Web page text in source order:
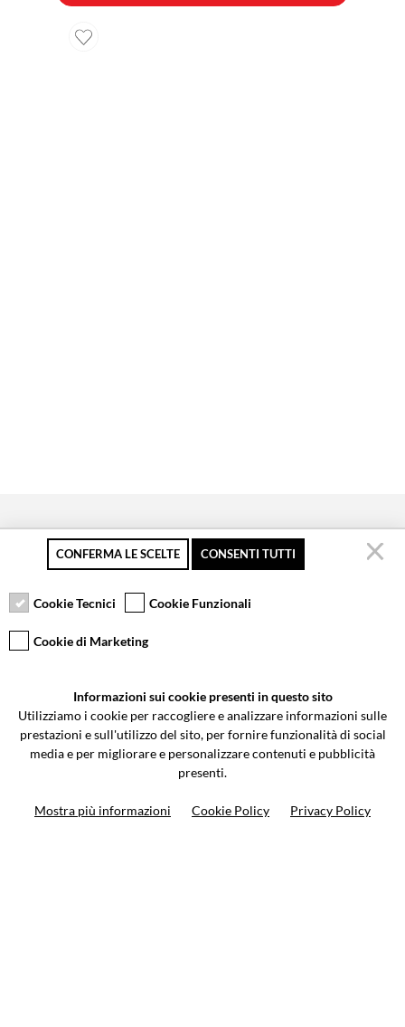
Pagamento sicuro
Resi gratuiti fino a 30
Servizio clienti
Via Galileo Galilei 5 | Verano Brianza (MB) 20843 | ITALY
0362-805407-info@valtermoto.com
CONFERMA LE SCELTE CONSENTI TUTTI
Cookie Tecnici Cookie Funzionali
Cookie di Marketing
Informazioni sui cookie presenti in questo sito
Utilizziamo i cookie per raccogliere e analizzare informazioni sulle
prestazioni e sull'utilizzo del sito, per fornire funzionalità di social
media e per migliorare e personalizzare contenuti e pubblicità
presenti.
Mostra più informazioni Cookie Policy Privacy Policy